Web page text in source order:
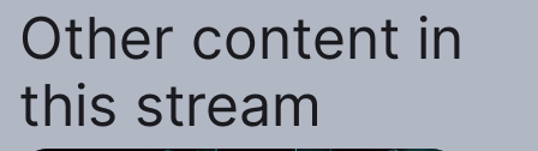
Other content in
this stream